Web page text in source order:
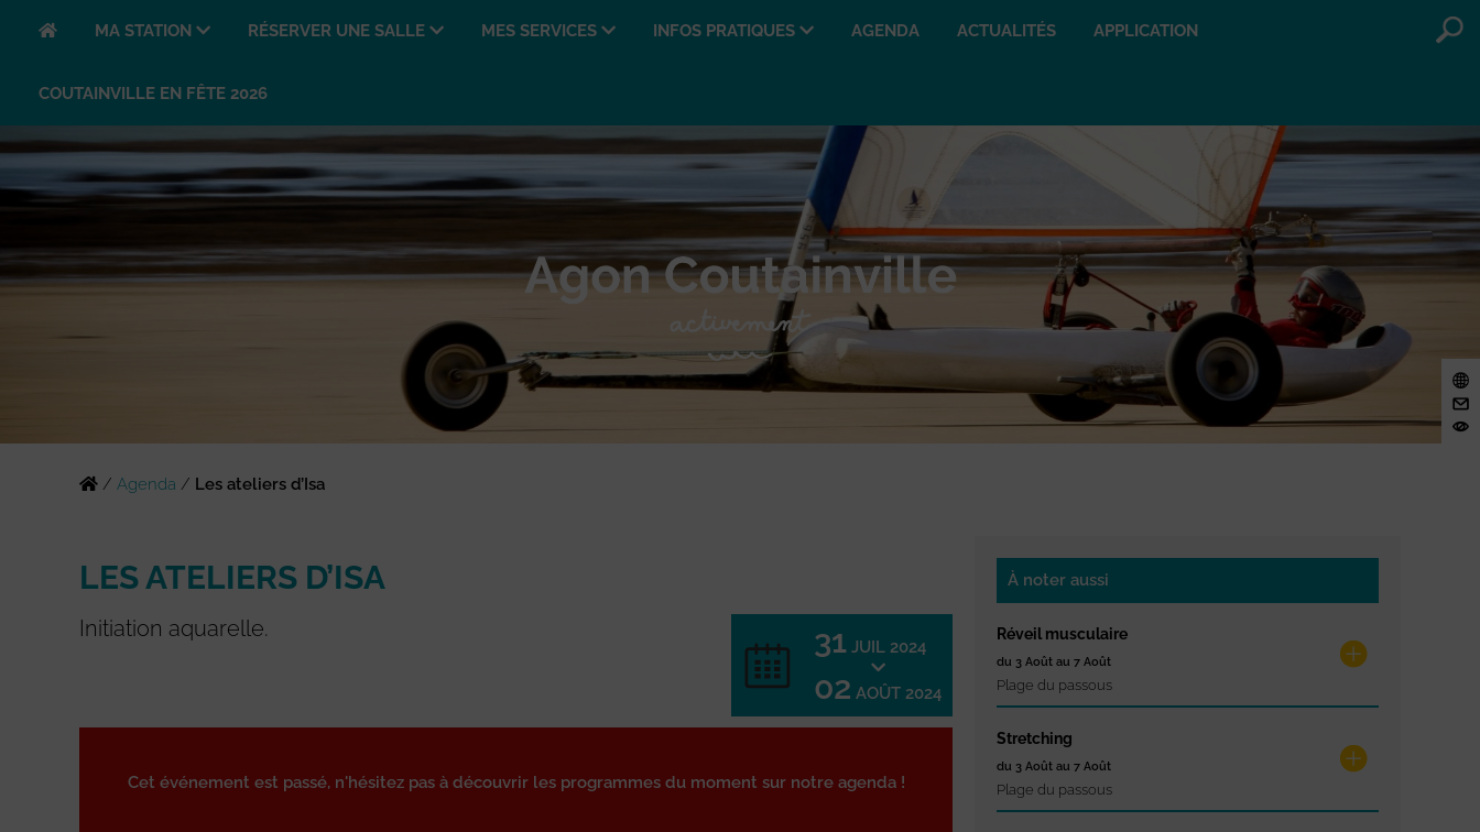
MA STATION RÉSERVER UNE SALLE MES SERVICES INFOS PRATIQUES AGENDA ACTUALITÉS APPLICATION
COUTAINVILLE EN FÊTE 2026
/ Agenda / Les ateliers d’Isa
LES ATELIERS D’ISA
Initiation aquarelle. 31 JUIL 2024
02 AOÛT 2024
Cet événement est passé, n'hésitez pas à découvrir les programmes du moment sur notre agenda !
À noter aussi
Réveil musculaire
du 3 Août au 7 Août
Plage du passous
Stretching
du 3 Août au 7 Août
Plage du passous